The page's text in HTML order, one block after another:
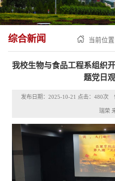
综合新闻 当前位
我校生物与食品工程系组织
题党日
发布日期：2025-10-21 点击： 480次
瑞荣